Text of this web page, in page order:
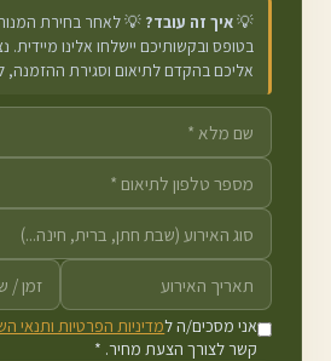
💡איך זה עובד? 💡 לאחר בחירת
בטופס ובקשותיכם יישלחו אלינו מיידית.
אליכם בהקדם לתיאום וסגירת ההזמנה,
אני מסכים/ה למדיניות הפרטיות ותנאי
קשר לצורך הצעת מחיר. *